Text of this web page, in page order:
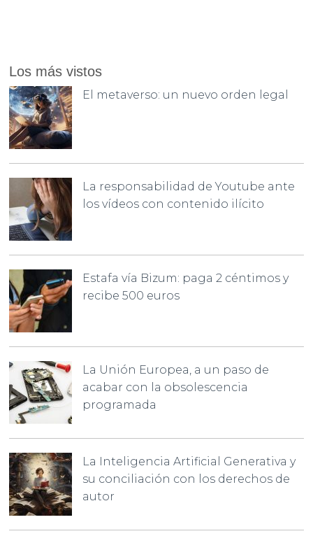
Los más vistos
El metaverso: un nuevo orden legal
La responsabilidad de Youtube ante
los vídeos con contenido ilícito
Estafa vía Bizum: paga 2 céntimos y
recibe 500 euros
La Unión Europea, a un paso de
acabar con la obsolescencia
programada
La Inteligencia Artificial Generativa y
su conciliación con los derechos de
autor